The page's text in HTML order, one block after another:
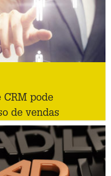
CRM pode
de vendas